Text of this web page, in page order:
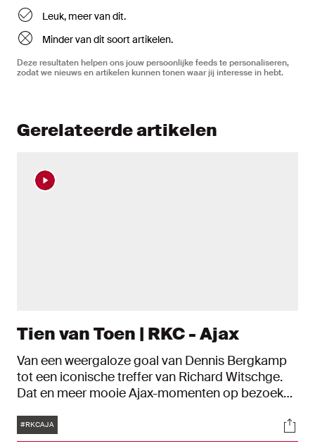
Leuk, meer van dit.
Minder van dit soort artikelen.
Deze resultaten helpen ons jouw persoonlijke feeds te personaliseren,
zodat we nieuws en artikelen kunnen tonen waar jij interesse in hebt.
Gerelateerde artikelen
Tien van Toen | RKC - Ajax
Van een weergaloze goal van Dennis Bergkamp
tot een iconische treffer van Richard Witschge.
Dat en meer mooie Ajax-momenten op bezoek
Tags
#RKCAJA